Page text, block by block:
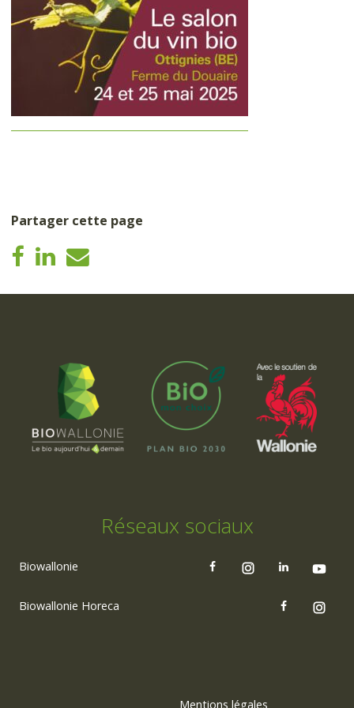
Partager cette page
Réseaux sociaux
Biowallonie
Biowallonie Horeca
Mentions légales